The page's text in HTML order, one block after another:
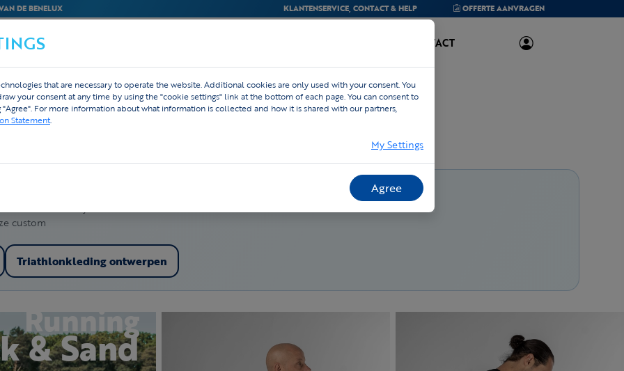
DE BENELUX KLANTENSERVICE, CONTACT & HELP OFFERTEAANVRAGEN
BEDRIJVEN CONTACT
custom
Triathlonkleding ontwerpen
Running
& Sand
that are necessary to operate the website. Additional cookies are only used with your consent. You
your consent at any time by using the "cookie settings" link at the bottom of each page. You can consent to
For more information about what information is collected and how it is shared with our partners,
Statement.
My Settings
Agree